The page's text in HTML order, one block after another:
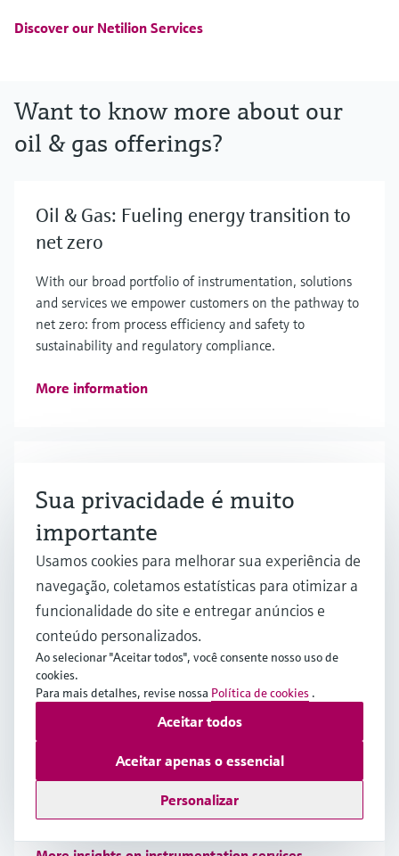
Discover our Netilion Services
Want to know more about our
oil & gas offerings?
Oil & Gas: Fueling energy transition to
net zero
With our broad portfolio of instrumentation, solutions
and services we empower customers on the pathway to
net zero: from process efficiency and safety to
sustainability and regulatory compliance.
More information
Browse our portfolio of new products fit for your
application.
See all new products
Serviços de instrumentação
Maximize o desempenho da sua produção, minimize
OPEX, aumente o tempo de atividade da
planta/fábrica, tudo em conformidade com normas e
regulamentos. Seja um parceiro dos serviços de
instrumentação Endress+Hauser. Veja também como
Sua privacidade é muito
importante
Usamos cookies para melhorar sua experiência de
navegação, coletamos estatísticas para otimizar a
funcionalidade do site e entregar anúncios e
conteúdo personalizados.
Ao selecionar "Aceitar todos", você consente nosso uso de
cookies.
Para mais detalhes, revise nossa Política de cookies .
Personalizar
Aceitar apenas o essencial
Aceitar todos